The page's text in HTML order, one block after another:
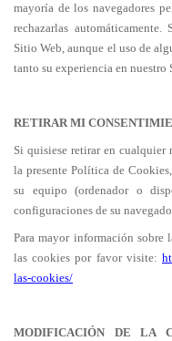
mayoría de los navegadores
rechazarlas
Sitio Web, aunque el uso de
tanto su experiencia en nuestro
RETIRAR MI
Si quisiese retirar en cualquier
la presente Política de
su equipo (ordenador o
configuraciones de su
Para mayor información
las cookies por favor visite:
las-cookies/
MODIFICACIÓN DE LA